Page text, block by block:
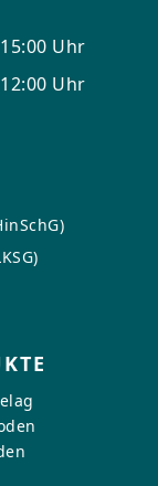
Uhr
Uhr